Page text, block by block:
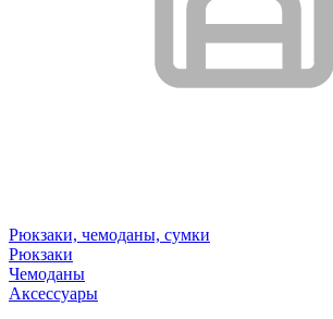
Рюкзаки, чемоданы, сумки
Рюкзаки
Чемоданы
Аксессуары